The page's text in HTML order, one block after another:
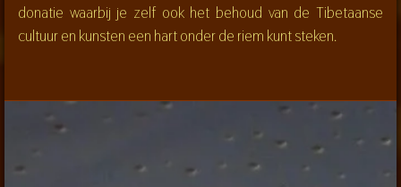
donatie waarbij je zelf ook het behoud van de Tibetaanse
cultuur en kunsten een hart onder de riem kunt steken.